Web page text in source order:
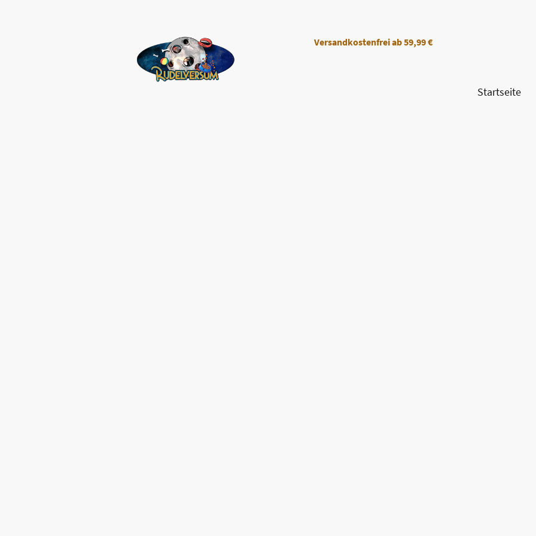
Versandkostenfreiab 59,99 €
Startseite